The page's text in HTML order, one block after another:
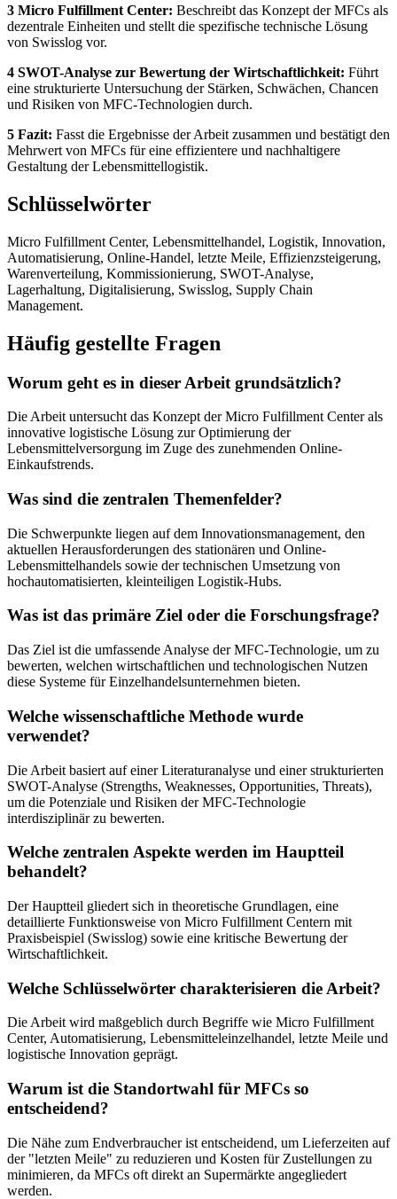
3 Micro Fulfillment Center: Beschreibt das Konzept der MFCs als
dezentrale Einheiten und stellt die spezifische technische Lösung
von Swisslog vor.
4 SWOT-Analyse zur Bewertung der Wirtschaftlichkeit: Führt
eine strukturierte Untersuchung der Stärken, Schwächen, Chancen
und Risiken von MFC-Technologien durch.
5 Fazit: Fasst die Ergebnisse der Arbeit zusammen und bestätigt den
Mehrwert von MFCs für eine effizientere und nachhaltigere
Gestaltung der Lebensmittellogistik.
Schlüsselwörter
Micro Fulfillment Center, Lebensmittelhandel, Logistik, Innovation,
Automatisierung, Online-Handel, letzte Meile, Effizienzsteigerung,
Warenverteilung, Kommissionierung, SWOT-Analyse,
Lagerhaltung, Digitalisierung, Swisslog, Supply Chain
Management.
Häufig gestellte Fragen
Worum geht es in dieser Arbeit grundsätzlich?
Die Arbeit untersucht das Konzept der Micro Fulfillment Center als
innovative logistische Lösung zur Optimierung der
Lebensmittelversorgung im Zuge des zunehmenden Online-
Einkaufstrends.
Was sind die zentralen Themenfelder?
Die Schwerpunkte liegen auf dem Innovationsmanagement, den
aktuellen Herausforderungen des stationären und Online-
Lebensmittelhandels sowie der technischen Umsetzung von
hochautomatisierten, kleinteiligen Logistik-Hubs.
Was ist das primäre Ziel oder die Forschungsfrage?
Das Ziel ist die umfassende Analyse der MFC-Technologie, um zu
bewerten, welchen wirtschaftlichen und technologischen Nutzen
diese Systeme für Einzelhandelsunternehmen bieten.
Welche wissenschaftliche Methode wurde
verwendet?
Die Arbeit basiert auf einer Literaturanalyse und einer strukturierten
SWOT-Analyse (Strengths, Weaknesses, Opportunities, Threats),
um die Potenziale und Risiken der MFC-Technologie
interdisziplinär zu bewerten.
Welche zentralen Aspekte werden im Hauptteil
behandelt?
Der Hauptteil gliedert sich in theoretische Grundlagen, eine
detaillierte Funktionsweise von Micro Fulfillment Centern mit
Praxisbeispiel (Swisslog) sowie eine kritische Bewertung der
Wirtschaftlichkeit.
Welche Schlüsselwörter charakterisieren die Arbeit?
Die Arbeit wird maßgeblich durch Begriffe wie Micro Fulfillment
Center, Automatisierung, Lebensmitteleinzelhandel, letzte Meile und
logistische Innovation geprägt.
Warum ist die Standortwahl für MFCs so
entscheidend?
Die Nähe zum Endverbraucher ist entscheidend, um Lieferzeiten auf
der "letzten Meile" zu reduzieren und Kosten für Zustellungen zu
minimieren, da MFCs oft direkt an Supermärkte angegliedert
werden.